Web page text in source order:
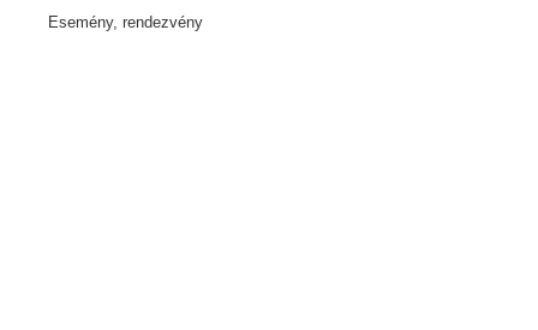
Esemény, rendezvény